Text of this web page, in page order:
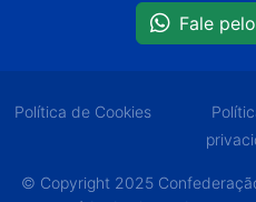
Fale
Política de Cookies
© Copyright 2025